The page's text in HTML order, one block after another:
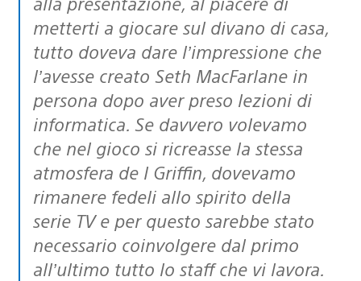
metterti a giocare sul divano di casa,
tutto doveva dare l’impressione che
l’avesse creato Seth MacFarlane in
persona dopo aver preso lezioni di
informatica. Se davvero volevamo
che nel gioco si ricreasse la stessa
atmosfera de I Griffin, dovevamo
rimanere fedeli allo spirito della
serie TV e per questo sarebbe stato
necessario coinvolgere dal primo
all’ultimo tutto lo staff che vi lavora.